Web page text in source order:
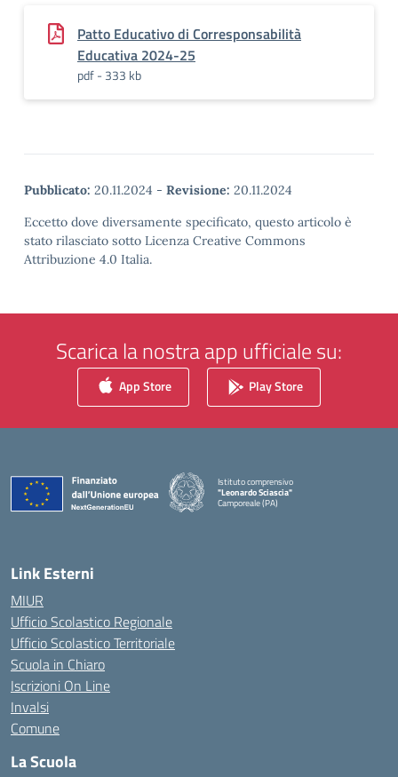
Patto Educativo di Corresponsabilità
Educativa 2024-25
pdf - 333 kb
Pubblicato: 20.11.2024 - Revisione: 20.11.2024
Eccetto dove diversamente specificato, questo articolo è
stato rilasciato sotto Licenza Creative Commons
Attribuzione 4.0 Italia.
Scarica la nostra app ufficiale su:
App Store Play Store
Istituto comprensivo
"Leonardo Sciascia"
Camporeale (PA)
— Visita la pagina iniziale della scuola
Link Esterni
MIUR
Ufficio Scolastico Regionale
Ufficio Scolastico Territoriale
Scuola in Chiaro
Iscrizioni On Line
Invalsi
Comune
La Scuola